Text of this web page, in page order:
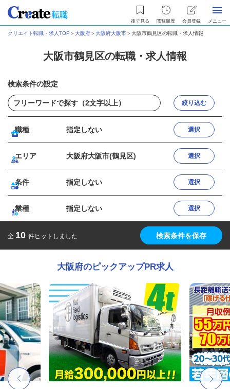
後で見る 閲覧履歴 会員登録 メニュー
クリエイト転職・求人TOP ＞大阪府＞大阪府大阪市＞大阪市鶴見区の転職・求人情報
大阪市鶴見区の転職・求人情報
検索条件の設定
絞り込む
職種 指定しない 選択
エリア 大阪府大阪市(鶴見区) 選択
条件 指定しない 選択
業種 指定しない 選択
全 10 件ヒットしました 検索条件を保存
大阪府のピックアップPR求人